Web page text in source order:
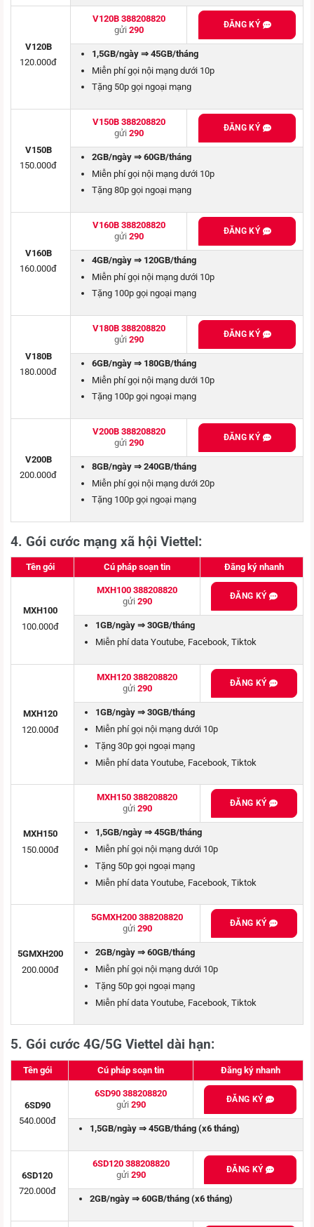
V120B
120.000đ
V120B 388208820
gửi 290 ĐĂNG KÝ
1,5GB/ngày ⇒ 45GB/tháng
Miễn phí gọi nội mạng dưới 10p
Tặng 50p gọi ngoại mạng
V150B
150.000đ
V150B 388208820
gửi 290 ĐĂNG KÝ
2GB/ngày ⇒ 60GB/tháng
Miễn phí gọi nội mạng dưới 10p
Tặng 80p gọi ngoại mạng
V160B
160.000đ
V160B 388208820
gửi 290 ĐĂNG KÝ
4GB/ngày ⇒ 120GB/tháng
Miễn phí gọi nội mạng dưới 10p
Tặng 100p gọi ngoại mạng
V180B
180.000đ
V180B 388208820
gửi 290 ĐĂNG KÝ
6GB/ngày ⇒ 180GB/tháng
Miễn phí gọi nội mạng dưới 10p
Tặng 100p gọi ngoại mạng
V200B
200.000đ
V200B 388208820
gửi 290 ĐĂNG KÝ
8GB/ngày ⇒ 240GB/tháng
Miễn phí gọi nội mạng dưới 20p
Tặng 100p gọi ngoại mạng
4. Gói cước mạng xã hội Viettel:
Tên gói Cú pháp soạn tin Đăng ký nhanh
MXH100
100.000đ
MXH100 388208820
gửi 290 ĐĂNG KÝ
1GB/ngày ⇒ 30GB/tháng
Miễn phí data Youtube, Facebook, Tiktok
MXH120
120.000đ
MXH120 388208820
gửi 290 ĐĂNG KÝ
1GB/ngày ⇒ 30GB/tháng
Miễn phí gọi nội mạng dưới 10p
Tặng 30p gọi ngoại mạng
Miễn phí data Youtube, Facebook, Tiktok
MXH150
150.000đ
MXH150 388208820
gửi 290 ĐĂNG KÝ
1,5GB/ngày ⇒ 45GB/tháng
Miễn phí gọi nội mạng dưới 10p
Tặng 50p gọi ngoại mạng
Miễn phí data Youtube, Facebook, Tiktok
5GMXH200
200.000đ
5GMXH200 388208820
gửi 290 ĐĂNG KÝ
2GB/ngày ⇒ 60GB/tháng
Miễn phí gọi nội mạng dưới 10p
Tặng 50p gọi ngoại mạng
Miễn phí data Youtube, Facebook, Tiktok
5. Gói cước 4G/5G Viettel dài hạn:
Tên gói Cú pháp soạn tin Đăng ký nhanh
6SD90
540.000đ
6SD90 388208820
gửi 290 ĐĂNG KÝ
1,5GB/ngày ⇒ 45GB/tháng (x6 tháng)
6SD120
720.000đ
6SD120 388208820
gửi 290 ĐĂNG KÝ
2GB/ngày ⇒ 60GB/tháng (x6 tháng)